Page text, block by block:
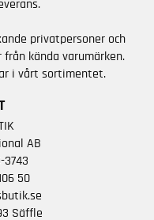
privatpersoner och
kända varumärken.
i vårt sortimentet.
AB
3743
50
Säffle